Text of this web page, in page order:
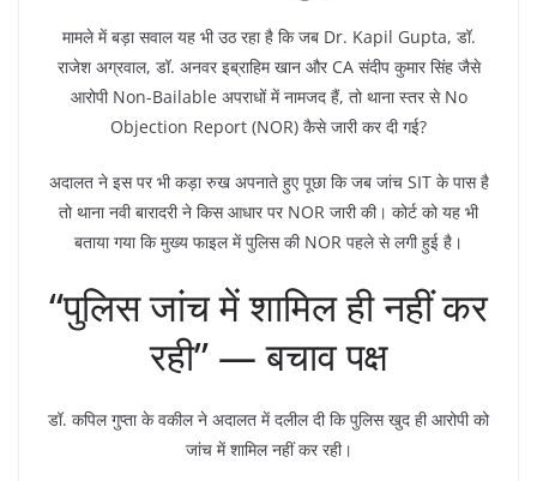
मामले में बड़ा सवाल यह भी उठ रहा है कि जब Dr. Kapil Gupta, डॉ.
राजेश अग्रवाल, डॉ. अनवर इब्राहिम खान और CA संदीप कुमार सिंह जैसे
आरोपी Non-Bailable अपराधों में नामजद हैं, तो थाना स्तर से No
Objection Report (NOR) कैसे जारी कर दी गई?
अदालत ने इस पर भी कड़ा रुख अपनाते हुए पूछा कि जब जांच SIT के पास है
तो थाना नवी बारादरी ने किस आधार पर NOR जारी की। कोर्ट को यह भी
बताया गया कि मुख्य फाइल में पुलिस की NOR पहले से लगी हुई है।
“पुलिस जांच में शामिल ही नहीं कर
रही” — बचाव पक्ष
डॉ. कपिल गुप्ता के वकील ने अदालत में दलील दी कि पुलिस खुद ही आरोपी को
जांच में शामिल नहीं कर रही।